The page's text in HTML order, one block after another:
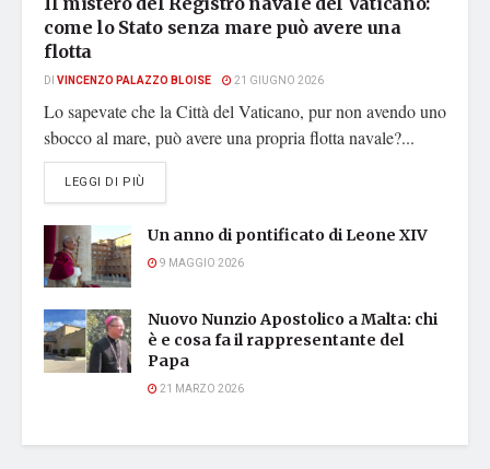
come lo Stato senza mare può avere una
flotta
DI VINCENZO PALAZZO BLOISE 21 GIUGNO 2026
Lo sapevate che la Città del Vaticano, pur non avendo uno
sbocco al mare, può avere una propria flotta navale?...
LEGGI DI PIÙ
Un anno di pontificato di Leone XIV
9 MAGGIO 2026
Nuovo Nunzio Apostolico a Malta: chi
è e cosa fa il rappresentante del
Papa
21 MARZO 2026